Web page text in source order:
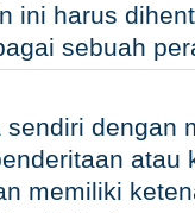
ini harus
sebuah
dengan
atau
memiliki